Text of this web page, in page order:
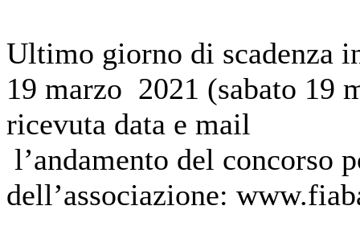
Ultimo giorno di scadenza
19 marzo 2021 (sabato 19
ricevuta data e mail
l’andamento del concorso
dell’associazione: